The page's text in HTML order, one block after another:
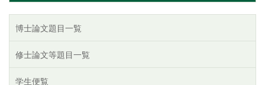
博士論文題目一覧
修士論文等題目一覧
学生便覧